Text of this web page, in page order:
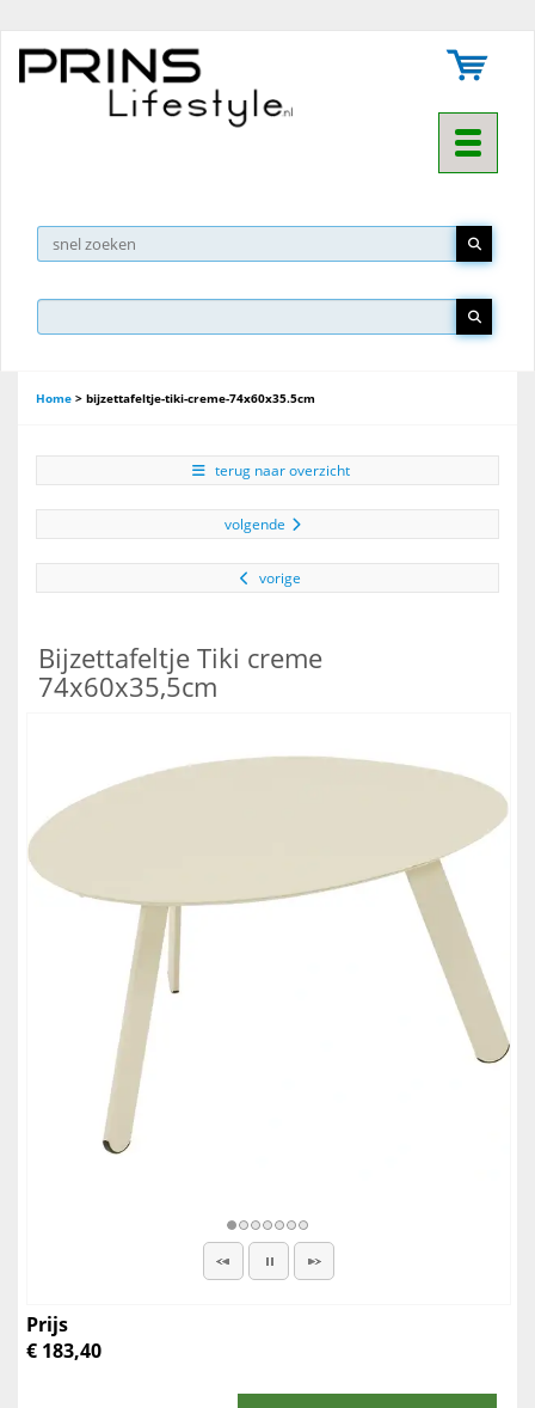
Toggle
▼
Home > bijzettafeltje-tiki-creme-74x60x35.5cm
terug naar overzicht
volgende
vorige
Bijzettafeltje Tiki creme
74x60x35,5cm
Prijs
€ 183,40